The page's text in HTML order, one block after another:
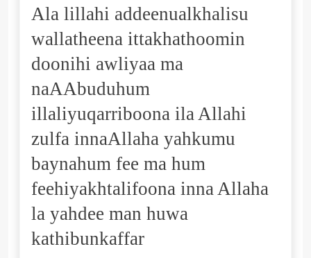
Ala lillahi addeenualkhalisu
wallatheena ittakhathoomin
doonihi awliyaa ma
naAAbuduhum
illaliyuqarriboona ila Allahi
zulfa innaAllaha yahkumu
baynahum fee ma hum
feehiyakhtalifoona inna Allaha
la yahdee man huwa
kathibunkaffar